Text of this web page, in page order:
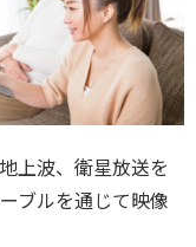
上波、衛星放送を
ブルを通じて映像